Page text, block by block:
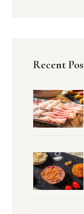
Recent